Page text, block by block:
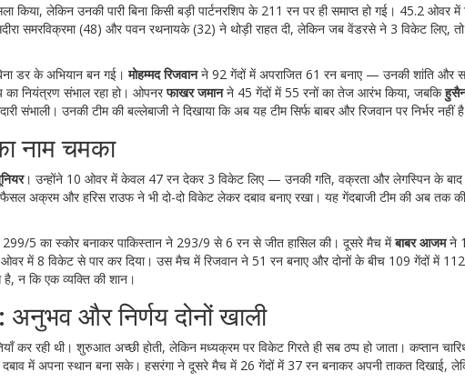
लेकिन उनकी पारी बिना किसी बड़ी पार्टनरशिप के 211 रन पर ही समाप्त हो गई। 45.2 ओवर
समरविक्रमा (48) और पवन रथनायके (32) ने थोड़ी राहत दी, लेकिन जब वेंडरसे ने 3 विकेट लिए, तो
डर के अभियान बन गई।मोहम्मद रिजवानने 92 गेंदों में अपराजित 61 रन बनाए — उनकी शांति और
का नियंत्रण संभाल रहा हो। ओपनरफाखर जमानने 45 गेंदों में 55 रनों का तेज आरंभ किया, जबकि
संभाली। उनकी टीम की बल्लेबाजी ने दिखाया कि अब यह टीम सिर्फ बाबर और रिजवान पर निर्भर नहीं
नाम चमका
। उन्होंने 10 ओवर में केवल 47 रन देकर 3 विकेट लिए — उनकी गति, वक्रता और लेगस्पिन के बाद
अक्रम और हरिस राउफ ने भी दो-दो विकेट लेकर दबाव बनाए रखा। यह गेंदबाजी टीम की अब तक
299/5 का स्कोर बनाकर पाकिस्तान ने 293/9 से 6 रन से जीत हासिल की। दूसरे मैच मेंबाबर आजमने
में 8 विकेट से पार कर दिया। उस मैच में रिजवान ने 51 रन बनाए और दोनों के बीच 109 गेंदों में
है, न कि एक व्यक्ति की शान।
और निर्णय दोनों खाली
कर रही थी। शुरुआत अच्छी होती, लेकिन मध्यक्रम पर विकेट गिरते ही सब ठप्प हो जाता। कप्तान
दबाव में अपना स्थान बना सके। हसरंगा ने दूसरे मैच में 26 गेंदों में 37 रन बनाकर अपनी ताकत दिखाई,